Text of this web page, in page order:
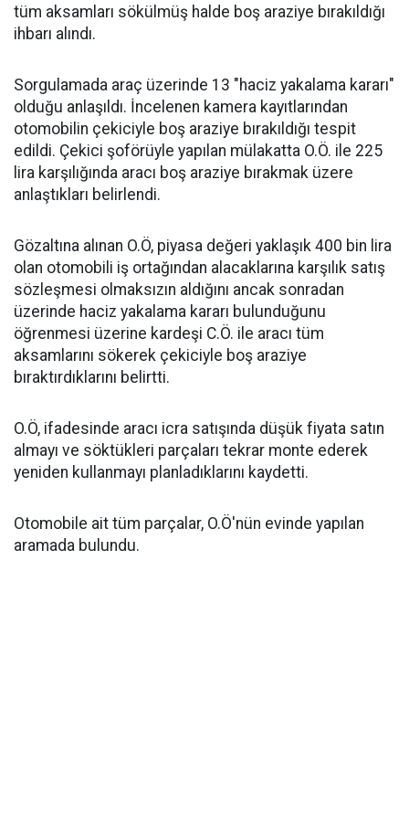
tüm aksamları sökülmüş halde boş araziye bırakıldığı
ihbarı alındı.
Sorgulamada araç üzerinde 13 "haciz yakalama kararı"
olduğu anlaşıldı. İncelenen kamera kayıtlarından
otomobilin çekiciyle boş araziye bırakıldığı tespit
edildi. Çekici şoförüyle yapılan mülakatta O.Ö. ile 225
lira karşılığında aracı boş araziye bırakmak üzere
anlaştıkları belirlendi.
Gözaltına alınan O.Ö, piyasa değeri yaklaşık 400 bin lira
olan otomobili iş ortağından alacaklarına karşılık satış
sözleşmesi olmaksızın aldığını ancak sonradan
üzerinde haciz yakalama kararı bulunduğunu
öğrenmesi üzerine kardeşi C.Ö. ile aracı tüm
aksamlarını sökerek çekiciyle boş araziye
bıraktırdıklarını belirtti.
O.Ö, ifadesinde aracı icra satışında düşük fiyata satın
almayı ve söktükleri parçaları tekrar monte ederek
yeniden kullanmayı planladıklarını kaydetti.
Otomobile ait tüm parçalar, O.Ö'nün evinde yapılan
aramada bulundu.